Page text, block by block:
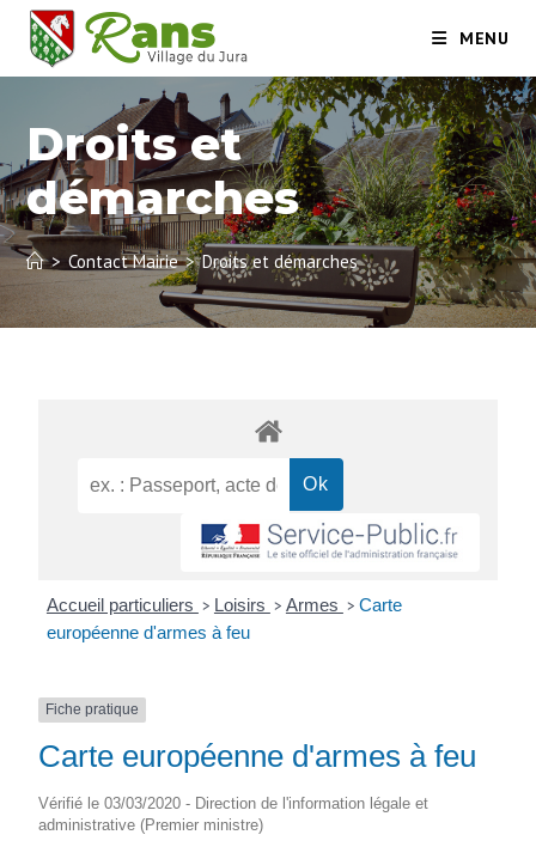
MENU
Droits et
démarches
> Contact Mairie > Droits et démarches
Accueil particuliers > Loisirs > Armes > Carte
européenne d'armes à feu
Fiche pratique
Carte européenne d'armes à feu
Vérifié le 03/03/2020 - Direction de l'information légale et
administrative (Premier ministre)